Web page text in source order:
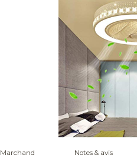
Marchand Notes & avis